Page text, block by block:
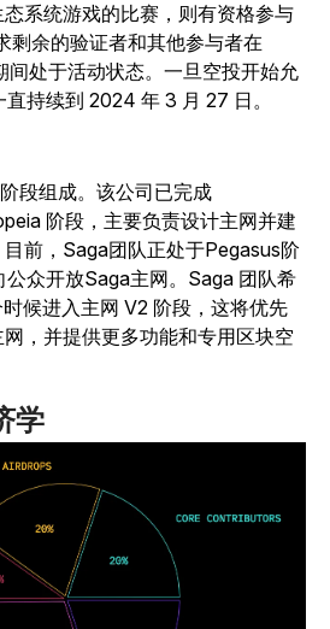
系统游戏的比赛，则有资格参与
剩余的验证者和其他参与者在
间处于活动状态。一旦空投开始允
持续到 2024 年 3 月 27 日。
段组成。该公司已完成
阶段，主要负责设计主网并建
前，Saga团队正处于Pegasus阶
众开放Saga主网。Saga 团队希
候进入主网 V2 阶段，这将优先
，并提供更多功能和专用区块空
学